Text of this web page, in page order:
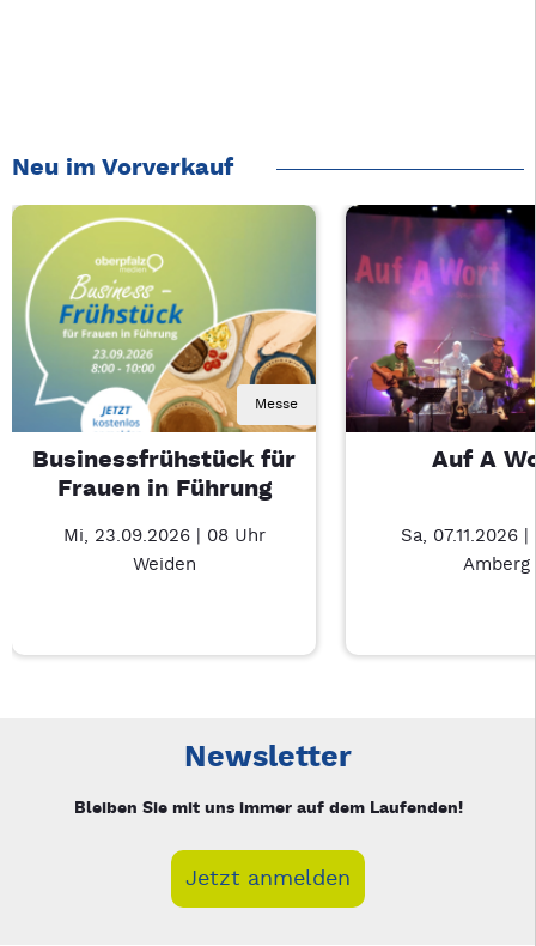
Neu im Vorverkauf
Messe
Businessfrühstück für
Frauen in Führung
Mi, 23.09.2026 | 08 Uhr
Weiden
Auf A
Sa, 07.11.2026
Amberg
Newsletter
Bleiben Sie mit uns immer auf dem Laufenden!
Jetzt anmelden